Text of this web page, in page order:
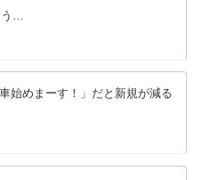
…
始めまーす！」だと新規が減る